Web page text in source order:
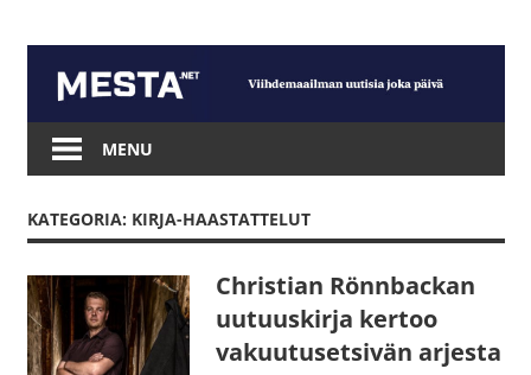
content
Mesta.net
MENU
KATEGORIA: KIRJA-HAASTATTELUT
Christian Rönnbackan
uutuuskirja kertoo
vakuutusetsivän arjesta